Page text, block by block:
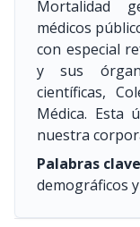
Mortalidad
médicos
con especial
y sus
científicas,
Médica. Esta
nuestra
Palabras
demográficos